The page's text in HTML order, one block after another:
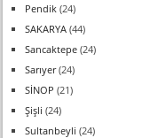
Pendik (24)
SAKARYA (44)
Sancaktepe (24)
Sarıyer(24)
SİNOP (21)
Şişli (24)
Sultanbeyli (24)